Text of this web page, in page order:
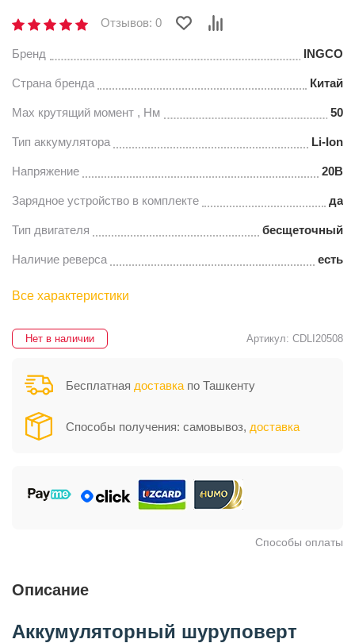
Отзывов: 0
Бренд INGCO
Страна бренда Китай
Max крутящий момент , Нм 50
Тип аккумулятора Li-Ion
Напряжение 20В
Зарядное устройство в комплекте да
Тип двигателя бесщеточный
Наличие реверса есть
Все характеристики
Нет в наличии Артикул: CDLI20508
Бесплатная доставка по Ташкенту
Способы получения: самовывоз, доставка
Способы оплаты
Описание
Аккумуляторный шуруповерт